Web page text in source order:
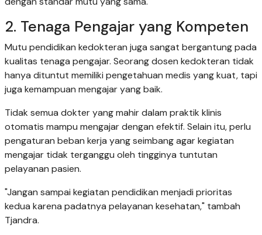
2. Tenaga Pengajar yang Kompeten
Mutu pendidikan kedokteran juga sangat bergantung pada
kualitas tenaga pengajar. Seorang dosen kedokteran tidak
hanya dituntut memiliki pengetahuan medis yang kuat, tapi
juga kemampuan mengajar yang baik.
Tidak semua dokter yang mahir dalam praktik klinis
otomatis mampu mengajar dengan efektif. Selain itu, perlu
pengaturan beban kerja yang seimbang agar kegiatan
mengajar tidak terganggu oleh tingginya tuntutan
pelayanan pasien.
"Jangan sampai kegiatan pendidikan menjadi prioritas
kedua karena padatnya pelayanan kesehatan," tambah
Tjandra.